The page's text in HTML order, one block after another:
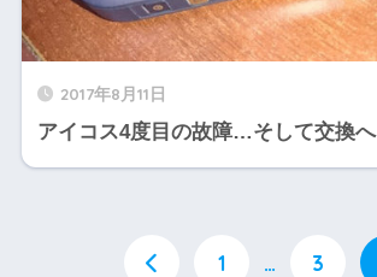
2017年8月11日
アイコス4度目の故障…そして交換へ
1 … 3